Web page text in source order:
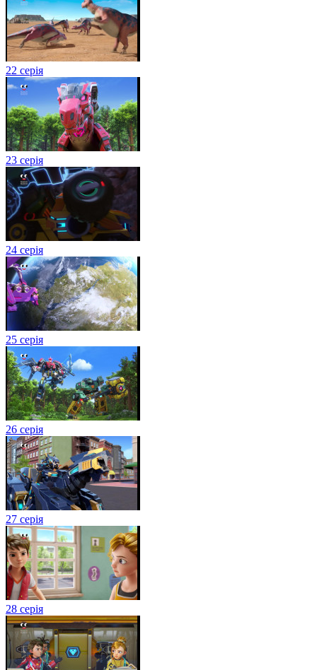
22 серія
23 серія
24 серія
25 серія
26 серія
27 серія
28 серія